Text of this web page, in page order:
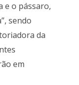
e o pássaro,
sendo
da
em